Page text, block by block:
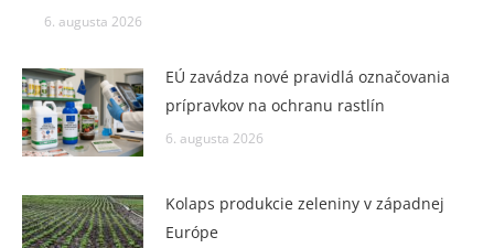
6. augusta 2026
EÚ zavádza nové pravidlá označovania
prípravkov na ochranu rastlín
6. augusta 2026
Kolaps produkcie zeleniny v západnej
Európe